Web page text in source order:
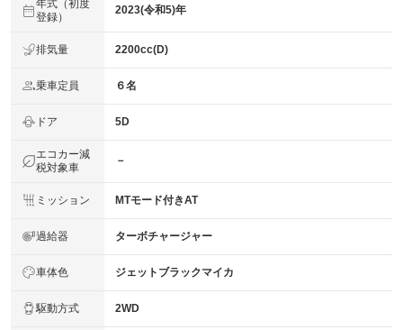
年式（初度
登録）
2023(令和5)年
排気量 2200cc(D)
乗車定員 ６名
ドア 5D
エコカー減
税対象車
－
ミッション MTモード付きAT
過給器 ターボチャージャー
車体色 ジェットブラックマイカ
駆動方式 2WD